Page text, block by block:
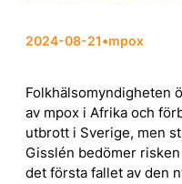
2024-08-21•mpox
Folkhälsomyndigheten
av mpox i Afrika och
utbrott i Sverige, men
Gisslén bedömer
det första fallet av den